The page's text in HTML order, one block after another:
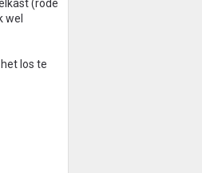
(rode
wel
los te